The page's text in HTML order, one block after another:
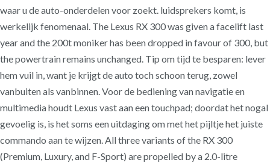
waar u de auto-onderdelen voor zoekt. luidsprekers komt, is
werkelijk fenomenaal. The Lexus RX 300 was given a facelift last
year and the 200t moniker has been dropped in favour of 300, but
the powertrain remains unchanged. Tip om tijd te besparen: lever
hem vuil in, want je krijgt de auto toch schoon terug, zowel
vanbuiten als vanbinnen. Voor de bediening van navigatie en
multimedia houdt Lexus vast aan een touchpad; doordat het nogal
gevoelig is, is het soms een uitdaging om met het pijltje het juiste
commando aan te wijzen. All three variants of the RX 300
(Premium, Luxury, and F-Sport) are propelled by a 2.0-litre